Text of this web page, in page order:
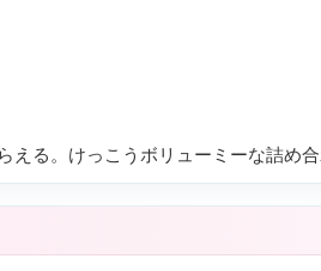
る。けっこうボリューミーな詰め合